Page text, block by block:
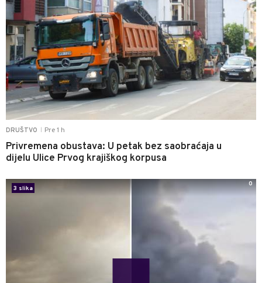
DRUŠTVO Pre 1 h
Privremena obustava: U petak bez saobraćaja u
dijelu Ulice Prvog krajiškog korpusa
3 slika
0